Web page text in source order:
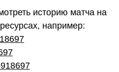
историю матча на
например: